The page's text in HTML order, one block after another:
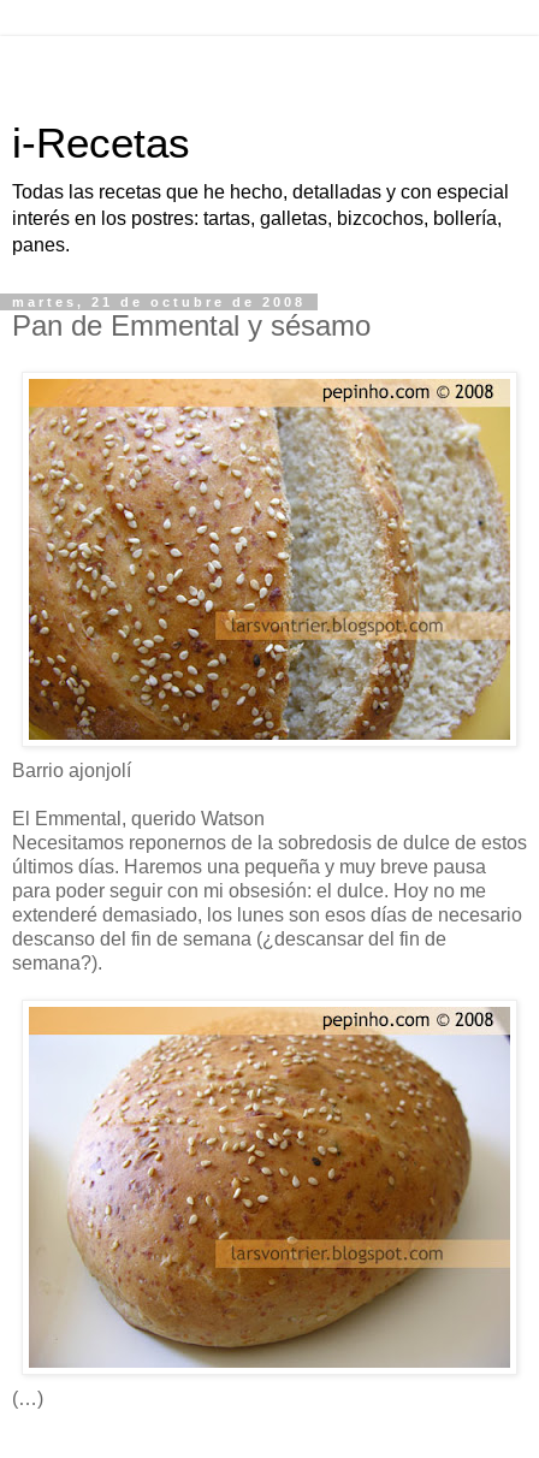
i-Recetas
Todas las recetas que he hecho, detalladas y con especial
interés en los postres: tartas, galletas, bizcochos, bollería,
panes.
martes, 21 de octubre de 2008
Pan de Emmental y sésamo
Barrio ajonjolí
El Emmental, querido Watson
Necesitamos reponernos de la sobredosis de dulce de estos
últimos días. Haremos una pequeña y muy breve pausa
para poder seguir con mi obsesión: el dulce. Hoy no me
extenderé demasiado, los lunes son esos días de necesario
descanso del fin de semana (¿descansar del fin de
semana?).
(…)